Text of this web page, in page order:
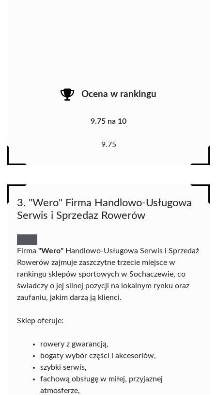
Ocena w rankingu
9.75 na 10
9.75
3. "Wero" Firma Handlowo-Usługowa
Serwis i Sprzedaz Rowerów
Firma "Wero" Handlowo-Usługowa Serwis i Sprzedaż
Rowerów zajmuje zaszczytne trzecie miejsce w
rankingu sklepów sportowych w Sochaczewie, co
świadczy o jej silnej pozycji na lokalnym rynku oraz
zaufaniu, jakim darzą ją klienci.
Sklep oferuje:
rowery z gwarancją,
bogaty wybór części i akcesoriów,
szybki serwis,
fachową obsługę w miłej, przyjaznej
atmosferze,